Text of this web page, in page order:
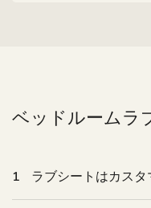
1 ラブシートはカス